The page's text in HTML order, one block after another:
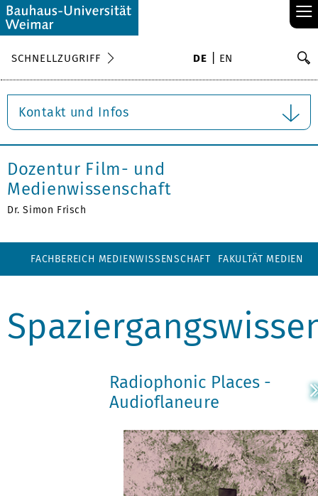
≡
SCHNELLZUGRIFF DE EN
Kontakt und Infos
Dozentur Film- und
Medienwissenschaft
Dr. Simon Frisch
FACHBEREICH MEDIENWISSENSCHAFT FAKULTÄT MEDIEN
Radiophonic Places -
Audioflaneure